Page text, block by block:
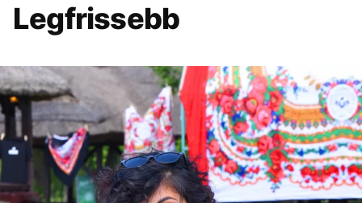
Legfrissebb